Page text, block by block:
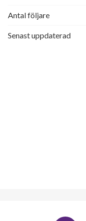
Antal följare
Senast uppdaterad